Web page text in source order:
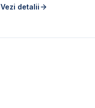
Vezi detalii